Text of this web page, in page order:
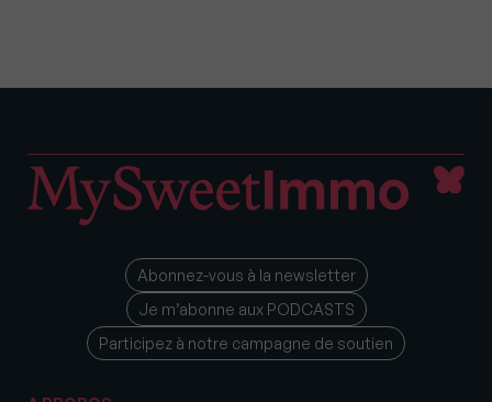
Abonnez-vous à la newsletter
Je m’abonne aux PODCASTS
Participez à notre campagne de soutien